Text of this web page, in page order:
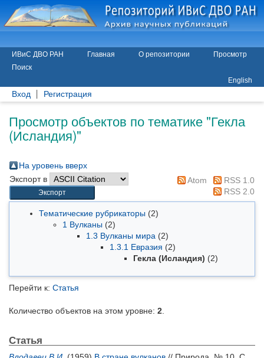
ИВиС ДВО РАН Главная О репозитории
Просмотр
Поиск
English
Вход Регистрация
Просмотр объектов по тематике "Гекла
(Исландия)"
На уровень вверх
Экспорт в
Atom
RSS 1.0
RSS 2.0
Тематические рубрикаторы (2)
1 Вулканы (2)
1.3 Вулканы мира (2)
1.3.1 Евразия (2)
Гекла (Исландия) (2)
Перейти к: Статья
Количество объектов на этом уровне: 2
Статья